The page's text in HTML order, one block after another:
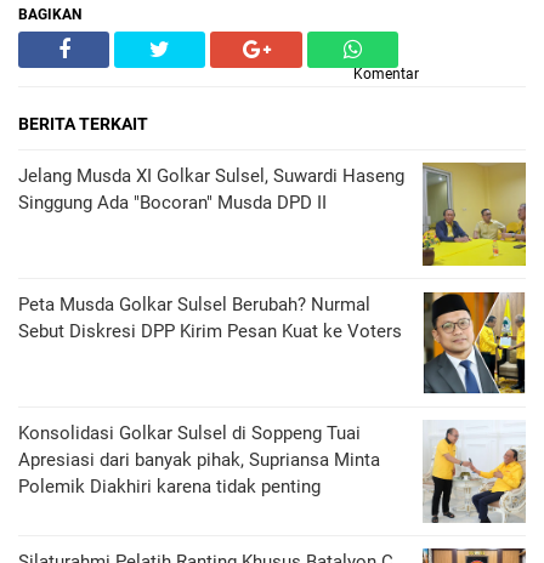
BAGIKAN
Komentar
BERITA TERKAIT
Jelang Musda XI Golkar Sulsel, Suwardi Haseng
Singgung Ada "Bocoran" Musda DPD II
Peta Musda Golkar Sulsel Berubah? Nurmal
Sebut Diskresi DPP Kirim Pesan Kuat ke Voters
Konsolidasi Golkar Sulsel di Soppeng Tuai
Apresiasi dari banyak pihak, Supriansa Minta
Polemik Diakhiri karena tidak penting